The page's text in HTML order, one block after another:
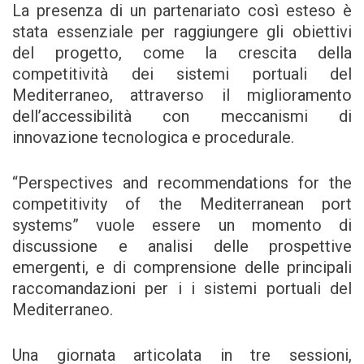
La presenza di un partenariato così esteso è
stata essenziale per raggiungere gli obiettivi
del progetto, come la crescita della
competitività dei sistemi portuali del
Mediterraneo, attraverso il miglioramento
dell’accessibilità con meccanismi di
innovazione tecnologica e procedurale.
“Perspectives and recommendations for the
competitivity of the Mediterranean port
systems” vuole essere un momento di
discussione e analisi delle prospettive
emergenti, e di comprensione delle principali
raccomandazioni per i i sistemi portuali del
Mediterraneo.
Una giornata articolata in tre sessioni,